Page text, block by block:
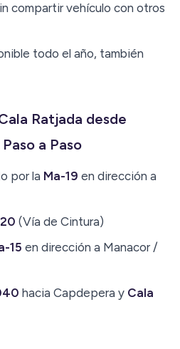
compartir vehículo con otros
todo el año, también
Ratjada desde
a Paso
por la Ma-19 en dirección a
(Vía de Cintura)
15 en dirección a Manacor /
hacia Capdepera y Cala